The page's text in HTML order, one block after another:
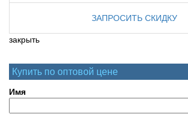
ЗАПРОСИТЬ СКИДКУ
закрыть
Купить по оптовой цене
Имя